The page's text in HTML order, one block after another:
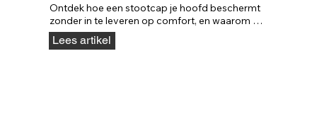
Ontdek hoe een stootcap je hoofd beschermt
zonder in te leveren op comfort, en waarom
professionals in uiteenlopende sectoren kiezen
voor deze slimme oplossing.
Lees artikel